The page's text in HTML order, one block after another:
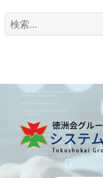
検
索: